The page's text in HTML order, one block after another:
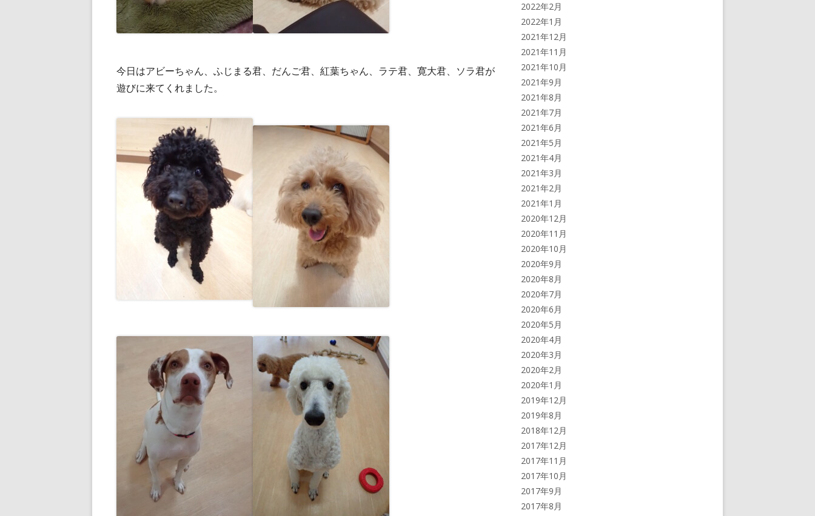
今日はアビーちゃん、ふじまる君、だんご君、紅葉ちゃん、ラテ君、寛大君、ソラ君が
遊びに来てくれました。
2022年2月
2022年1月
2021年12月
2021年11月
2021年10月
2021年9月
2021年8月
2021年7月
2021年6月
2021年5月
2021年4月
2021年3月
2021年2月
2021年1月
2020年12月
2020年11月
2020年10月
2020年9月
2020年8月
2020年7月
2020年6月
2020年5月
2020年4月
2020年3月
2020年2月
2020年1月
2019年12月
2019年8月
2018年12月
2017年12月
2017年11月
2017年10月
2017年9月
2017年8月